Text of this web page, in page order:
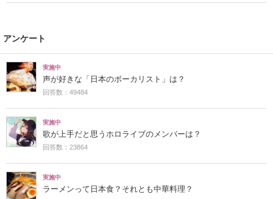
アンケート
実施中
声が好きな「日本のボーカリスト」は？
回答数：49484
実施中
歌が上手だと思うホロライブのメンバーは？
回答数：23864
実施中
ラーメンって日本食？それとも中華料理？